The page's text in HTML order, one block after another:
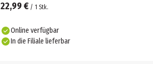
22,99 € / 1 Stk.
Online verfügbar
In die Filiale lieferbar